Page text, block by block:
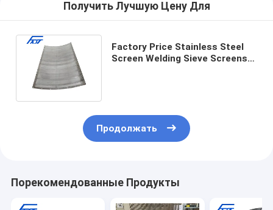
Получить Лучшую Цену Для
Factory Price Stainless Steel
Screen Welding Sieve Screens
Продолжать
Порекомендованные Продукты